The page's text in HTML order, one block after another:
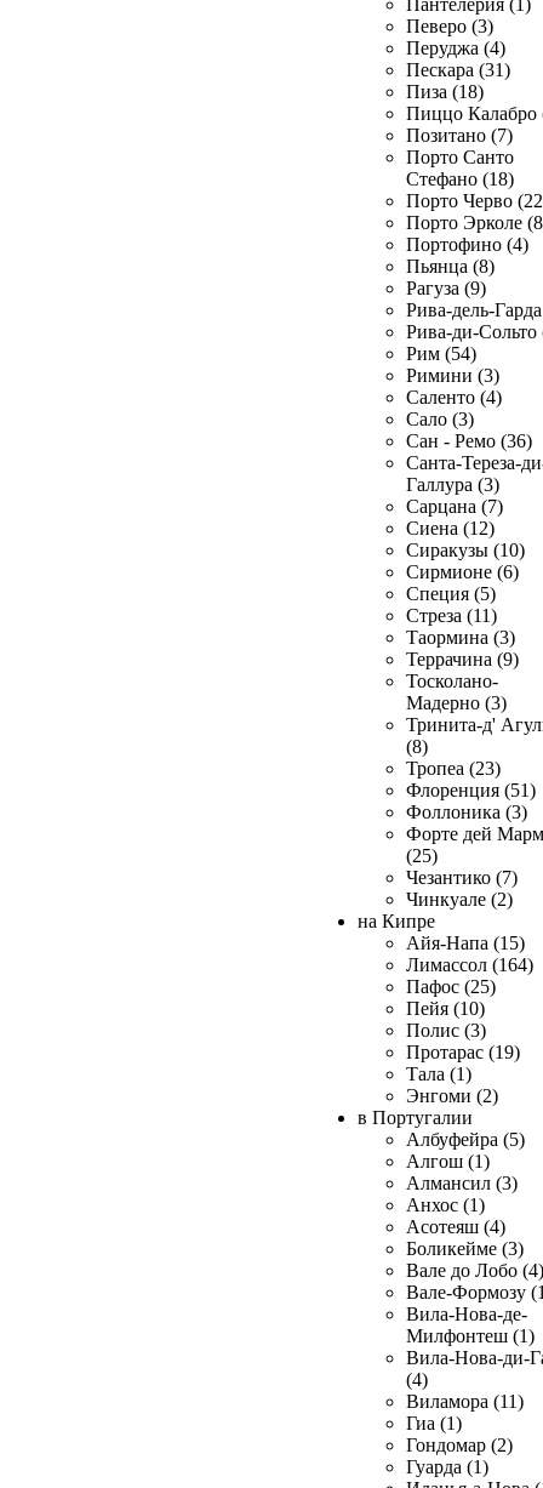
Пантелерия (1)
Певеро (3)
Перуджа (4)
Пескара (31)
Пиза (18)
Пиццо Калабро
Позитано (7)
Порто Санто
Стефано (18)
Порто Черво
Порто Эрколе
Портофино (4)
Пьянца (8)
Рагуза (9)
Рива-дель-
Рива-ди-Сольто
Рим (54)
Римини (3)
Саленто (4)
Сало (3)
Сан - Ремо (36)
Санта-Тереза-
Галлура (3)
Сарцана (7)
Сиена (12)
Сиракузы (10)
Сирмионе (6)
Специя (5)
Стреза (11)
Таормина (3)
Террачина (9)
Тосколано-
Мадерно (3)
Тринита-д'
(8)
Тропеа (23)
Флоренция (51)
Фоллоника (3)
Форте дей
(25)
Чезантико (7)
Чинкуале (2)
на Кипре
Айя-Напа (15)
Лимассол (164)
Пафос (25)
Пейя (10)
Полис (3)
Протарас (19)
Тала (1)
Энгоми (2)
в Португалии
Албуфейра (5)
Алгош (1)
Алмансил (3)
Анхос (1)
Асотеяш (4)
Боликейме (3)
Вале до Лобо (4)
Вале-Формозу
Вила-Нова-де-
Милфонтеш (1)
Вила-Нова-ди-
(4)
Виламора (11)
Гиа (1)
Гондомар (2)
Гуарда (1)